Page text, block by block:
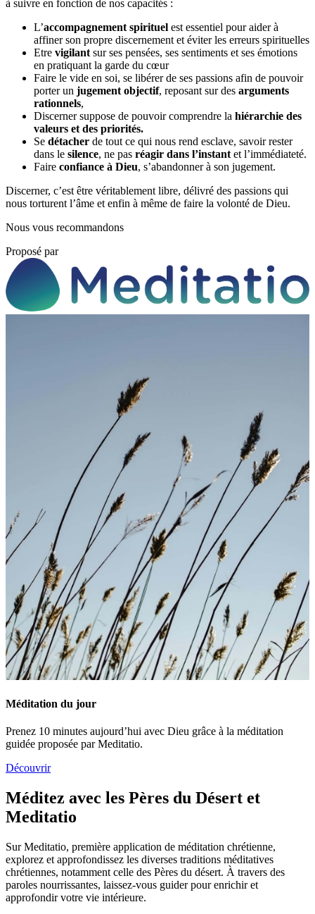
à suivre en fonction de nos capacités :
L’accompagnement spirituel est essentiel pour aider à
affiner son propre discernement et éviter les erreurs spirituelles
Etre vigilant sur ses pensées, ses sentiments et ses émotions
en pratiquant la garde du cœur
Faire le vide en soi, se libérer de ses passions afin de pouvoir
porter un jugement objectif, reposant sur des arguments
rationnels,
Discerner suppose de pouvoir comprendre la hiérarchie des
valeurs et des priorités.
Se détacher de tout ce qui nous rend esclave, savoir rester
dans le silence, ne pas réagir dans l’instant et l’immédiateté.
Faire confiance à Dieu, s’abandonner à son jugement.
Discerner, c’est être véritablement libre, délivré des passions qui
nous torturent l’âme et enfin à même de faire la volonté de Dieu.
Nous vous recommandons
Proposé par
Méditation du jour
Prenez 10 minutes aujourd’hui avec Dieu grâce à la méditation
guidée proposée par Meditatio.
Découvrir
Méditez avec les Pères du Désert et
Meditatio
Sur Meditatio, première application de méditation chrétienne,
explorez et approfondissez les diverses traditions méditatives
chrétiennes, notamment celle des Pères du désert. À travers des
paroles nourrissantes, laissez-vous guider pour enrichir et
approfondir votre vie intérieure.